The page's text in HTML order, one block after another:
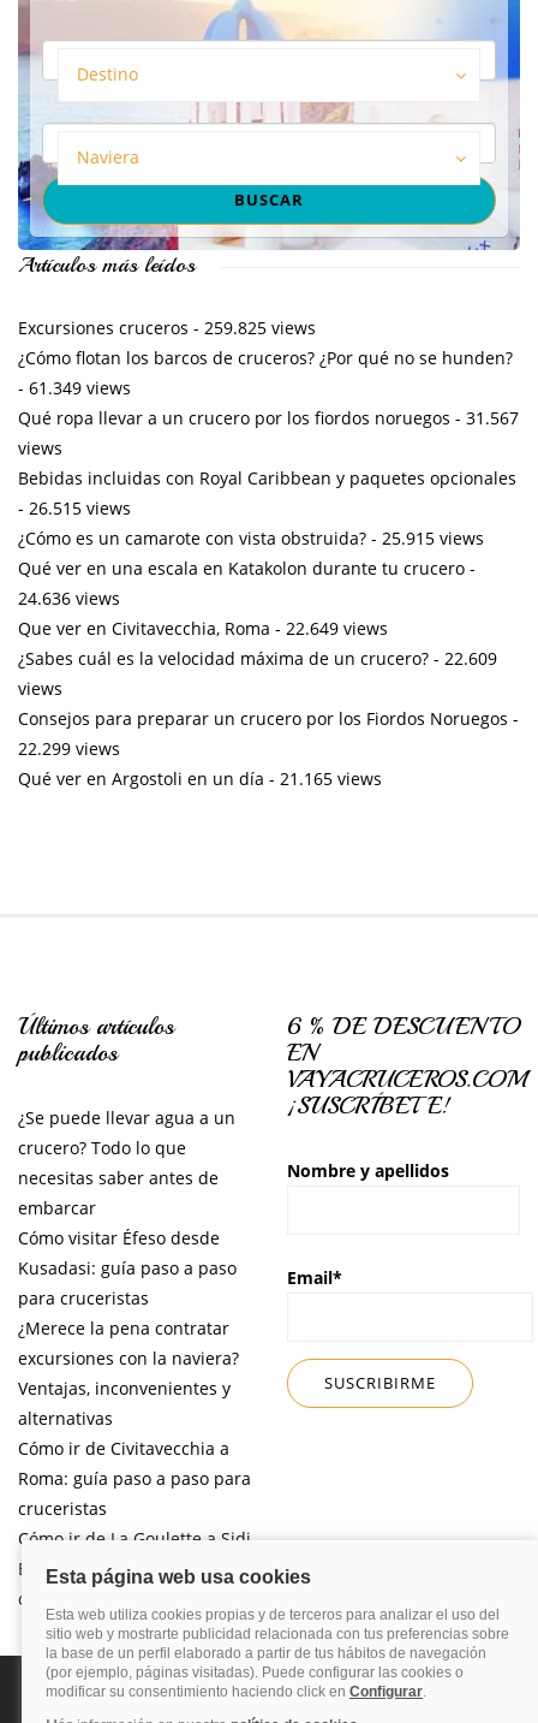
Destino
Naviera
Artículos más leídos
Excursiones cruceros - 259.825 views
¿Cómo flotan los barcos de cruceros? ¿Por qué no se hunden?
- 61.349 views
Qué ropa llevar a un crucero por los fiordos noruegos - 31.567
views
Bebidas incluidas con Royal Caribbean y paquetes opcionales
- 26.515 views
¿Cómo es un camarote con vista obstruida? - 25.915 views
Qué ver en una escala en Katakolon durante tu crucero -
24.636 views
Que ver en Civitavecchia, Roma - 22.649 views
¿Sabes cuál es la velocidad máxima de un crucero? - 22.609
views
Consejos para preparar un crucero por los Fiordos Noruegos -
22.299 views
Qué ver en Argostoli en un día - 21.165 views
Últimos artículos
publicados
¿Se puede llevar agua a un
crucero? Todo lo que
necesitas saber antes de
embarcar
Cómo visitar Éfeso desde
Kusadasi: guía paso a paso
para cruceristas
¿Merece la pena contratar
excursiones con la naviera?
Ventajas, inconvenientes y
alternativas
Cómo ir de Civitavecchia a
Roma: guía paso a paso para
cruceristas
Cómo ir de La Goulette a Sidi
Bou Said por libre desde tu
crucero
6 % DE DESCUENTO
EN
VAYACRUCEROS.COM
¡SUSCRÍBETE!
Nombre y apellidos
Email*
Política de cookies